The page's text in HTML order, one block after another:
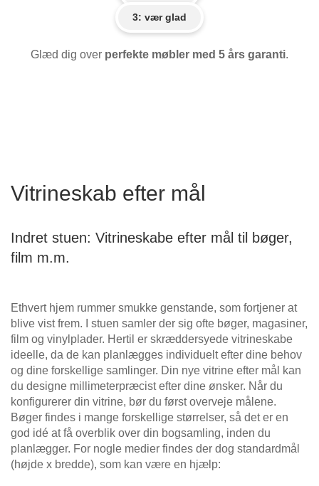
3: vær glad
Glæd dig over perfekte møbler med 5 års garanti.
Vitrineskab efter mål
Indret stuen: Vitrineskabe efter mål til bøger,
film m.m.
Ethvert hjem rummer smukke genstande, som fortjener at
blive vist frem. I stuen samler der sig ofte bøger, magasiner,
film og vinylplader. Hertil er skræddersyede vitrineskabe
ideelle, da de kan planlægges individuelt efter dine behov
og dine forskellige samlinger. Din nye vitrine efter mål kan
du designe millimeterpræcist efter dine ønsker. Når du
konfigurerer din vitrine, bør du først overveje målene.
Bøger findes i mange forskellige størrelser, så det er en
god idé at få overblik over din bogsamling, inden du
planlægger. For nogle medier findes der dog standardmål
(højde x bredde), som kan være en hjælp: